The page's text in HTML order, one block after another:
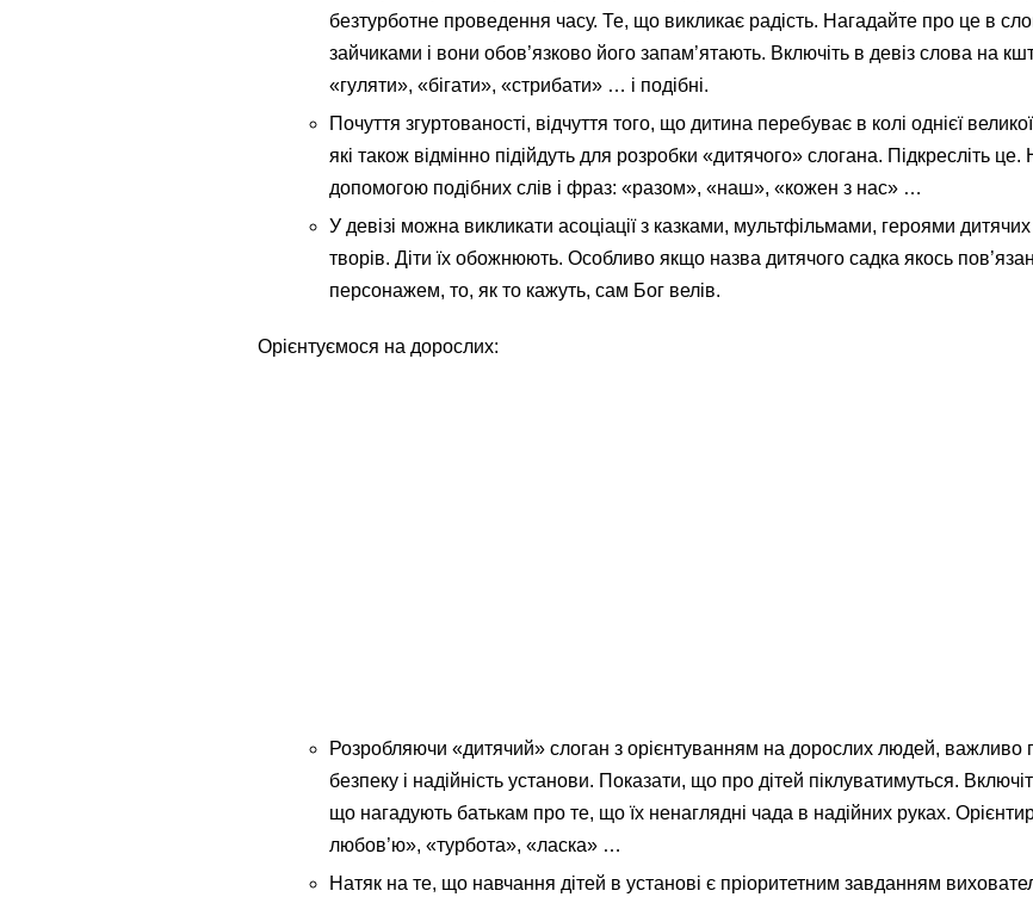
безтурботне проведення часу. Те, що викликає радість. Нагадайте про це в
зайчиками і вони обов’язково його запам’ятають. Включіть в девіз слова на
«гуляти», «бігати», «стрибати» … і подібні.
Почуття згуртованості, відчуття того, що дитина перебуває в колі однієї
які також відмінно підійдуть для розробки «дитячого» слогана. Підкресліть
допомогою подібних слів і фраз: «разом», «наш», «кожен з нас» …
У девізі можна викликати асоціації з казками, мультфільмами, героями
творів. Діти їх обожнюють. Особливо якщо назва дитячого садка якось
персонажем, то, як то кажуть, сам Бог велів.
Орієнтуємося на дорослих:
Розробляючи «дитячий» слоган з орієнтуванням на дорослих людей, важливо
безпеку і надійність установи. Показати, що про дітей піклуватимуться.
що нагадують батькам про те, що їх ненаглядні чада в надійних руках.
любов’ю», «турбота», «ласка» …
Натяк на те, що навчання дітей в установі є пріоритетним завданням